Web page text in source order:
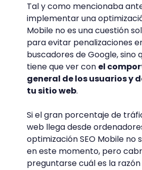
Tal y como mencionaba
implementar una
Mobile no es una cuestión
para evitar penalizaciones
buscadores de Google, sino
tiene que ver con el
general de los usuarios y
tu sitio web.
Si el gran porcentaje de
web llega desde
optimización SEO Mobile no
en este momento, pero
preguntarse cuál es la razón